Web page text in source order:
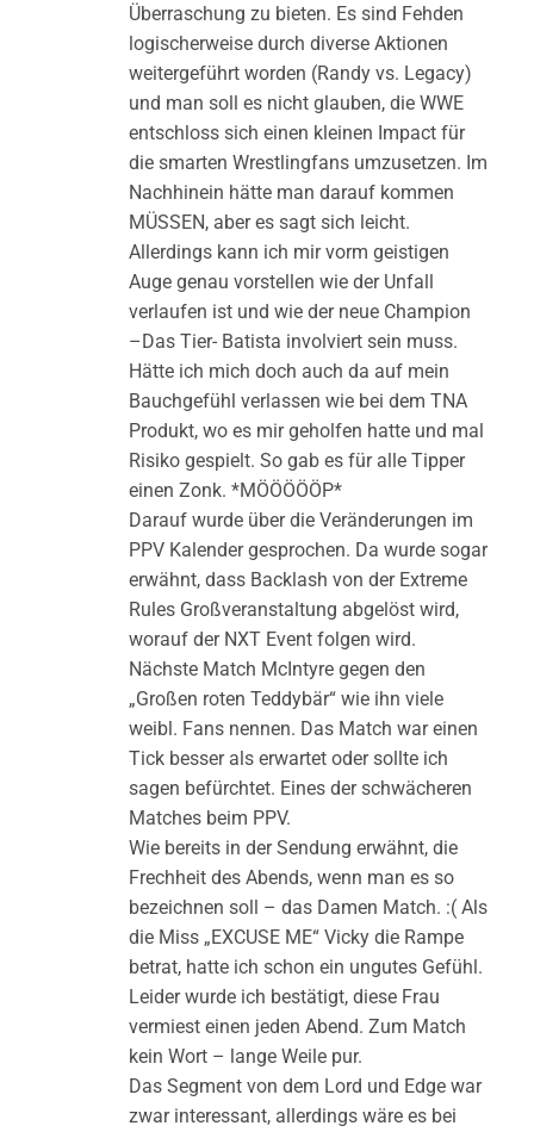
Überraschung zu bieten. Es sind Fehden
logischerweise durch diverse Aktionen
weitergeführt worden (Randy vs. Legacy)
und man soll es nicht glauben, die WWE
entschloss sich einen kleinen Impact für
die smarten Wrestlingfans umzusetzen. Im
Nachhinein hätte man darauf kommen
MÜSSEN, aber es sagt sich leicht.
Allerdings kann ich mir vorm geistigen
Auge genau vorstellen wie der Unfall
verlaufen ist und wie der neue Champion
–Das Tier- Batista involviert sein muss.
Hätte ich mich doch auch da auf mein
Bauchgefühl verlassen wie bei dem TNA
Produkt, wo es mir geholfen hatte und mal
Risiko gespielt. So gab es für alle Tipper
einen Zonk. *MÖÖÖÖÖP*
Darauf wurde über die Veränderungen im
PPV Kalender gesprochen. Da wurde sogar
erwähnt, dass Backlash von der Extreme
Rules Großveranstaltung abgelöst wird,
worauf der NXT Event folgen wird.
Nächste Match McIntyre gegen den
„Großen roten Teddybär“ wie ihn viele
weibl. Fans nennen. Das Match war einen
Tick besser als erwartet oder sollte ich
sagen befürchtet. Eines der schwächeren
Matches beim PPV.
Wie bereits in der Sendung erwähnt, die
Frechheit des Abends, wenn man es so
bezeichnen soll – das Damen Match. :( Als
die Miss „EXCUSE ME“ Vicky die Rampe
betrat, hatte ich schon ein ungutes Gefühl.
Leider wurde ich bestätigt, diese Frau
vermiest einen jeden Abend. Zum Match
kein Wort – lange Weile pur.
Das Segment von dem Lord und Edge war
zwar interessant, allerdings wäre es bei